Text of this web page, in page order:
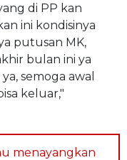
di PP kan
ini kondisinya
putusan MK,
bulan ini ya
semoga awal
keluar,"
menayangkan